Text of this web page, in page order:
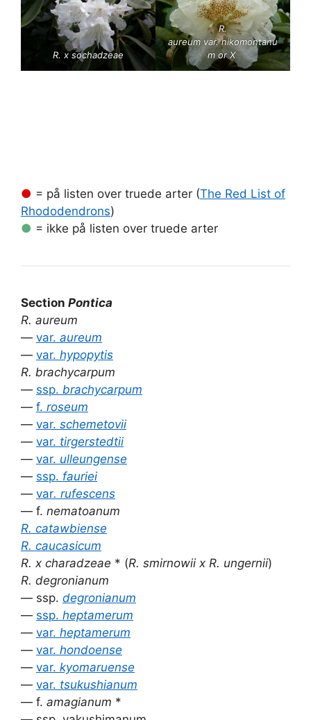
R. x sochadzeae
R.
aureumvar.nikomontanu
mor X
● = på listen over truede arter (The Red List of
Rhododendrons)
● = ikke på listen over truede arter
Section Pontica
R. aureum
— var. aureum
— var. hypopytis
R. brachycarpum
— ssp. brachycarpum
— f. roseum
— var. schemetovii
— var. tirgerstedtii
— var. ulleungense
— ssp. fauriei
— var. rufescens
— f. nematoanum
R. catawbiense
R. caucasicum
R. x charadzeae * (R. smirnowii x R. ungernii)
R. degronianum
— ssp. degronianum
— ssp. heptamerum
— var. heptamerum
— var. hondoense
— var. kyomaruense
— var. tsukushianum
— f. amagianum *